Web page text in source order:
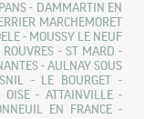
- DAMMARTIN EN
MARCHEMORET
- MOUSSY LE NEUF
- ST MARD -
- AULNAY SOUS
- LE BOURGET -
OISE - ATTAINVILLE -
EN FRANCE -